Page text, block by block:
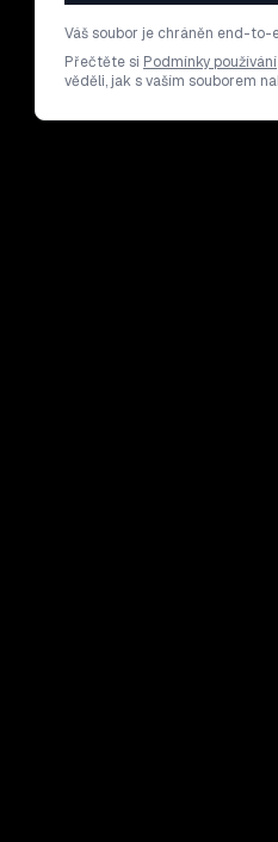
Váš soubor je chráněn end-
Přečtěte si Podmínky používání
věděli, jak s vaším souborem